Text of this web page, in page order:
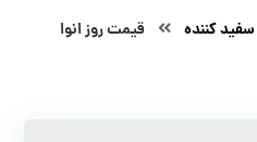
کننده
قیمت روز انوا